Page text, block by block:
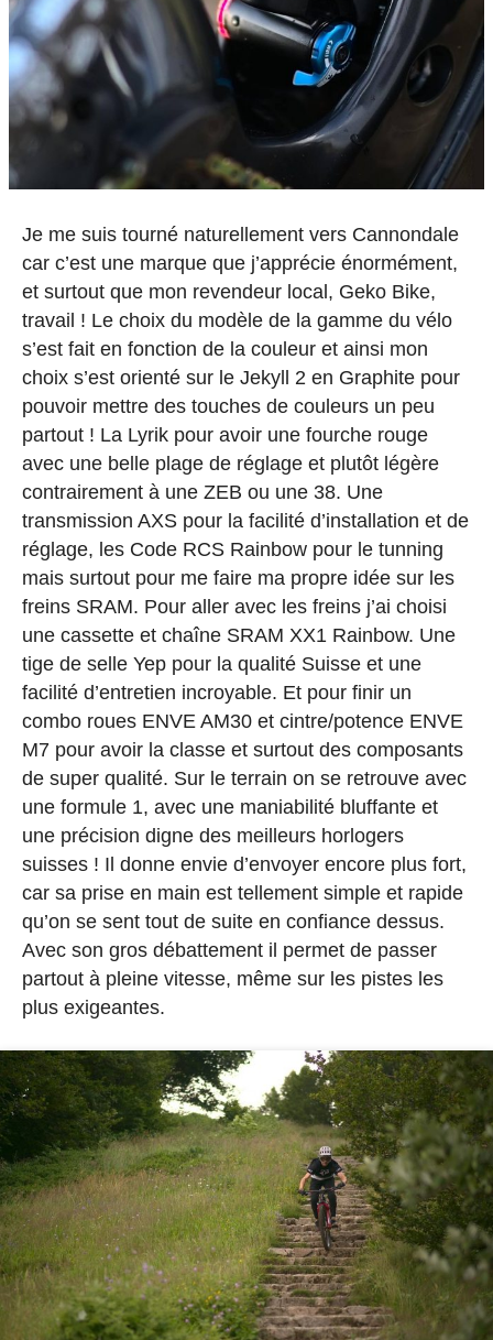
Je me suis tourné naturellement vers Cannondale
car c’est une marque que j’apprécie énormément,
et surtout que mon revendeur local, Geko Bike,
travail ! Le choix du modèle de la gamme du vélo
s’est fait en fonction de la couleur et ainsi mon
choix s’est orienté sur le Jekyll 2 en Graphite pour
pouvoir mettre des touches de couleurs un peu
partout ! La Lyrik pour avoir une fourche rouge
avec une belle plage de réglage et plutôt légère
contrairement à une ZEB ou une 38. Une
transmission AXS pour la facilité d’installation et de
réglage, les Code RCS Rainbow pour le tunning
mais surtout pour me faire ma propre idée sur les
freins SRAM. Pour aller avec les freins j’ai choisi
une cassette et chaîne SRAM XX1 Rainbow. Une
tige de selle Yep pour la qualité Suisse et une
facilité d’entretien incroyable. Et pour finir un
combo roues ENVE AM30 et cintre/potence ENVE
M7 pour avoir la classe et surtout des composants
de super qualité. Sur le terrain on se retrouve avec
une formule 1, avec une maniabilité bluffante et
une précision digne des meilleurs horlogers
suisses ! Il donne envie d’envoyer encore plus fort,
car sa prise en main est tellement simple et rapide
qu’on se sent tout de suite en confiance dessus.
Avec son gros débattement il permet de passer
partout à pleine vitesse, même sur les pistes les
plus exigeantes.